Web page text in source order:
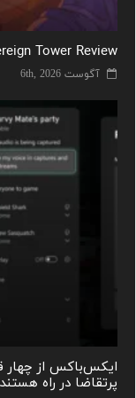
Tower Review
آگوست 6th, 2026
ایکس‌باکس از چهار
پرتقاضا در راه هستند